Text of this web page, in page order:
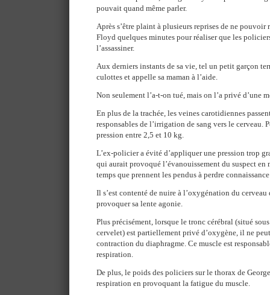
pouvait quand même parler.
Après s’être plaint à plusieurs reprises de ne pouvoir
Floyd quelques minutes pour réaliser que les
l’assassiner.
Aux derniers instants de sa vie, tel un petit garçon
culottes et appelle sa maman à l’aide.
Non seulement l’a-t-on tué, mais on l’a privé d’une
En plus de la trachée, les veines carotidiennes
responsables de l’irrigation de sang vers le cerveau.
pression entre 2,5 et 10 kg.
L’ex-policier a évité d’appliquer une pression trop
qui aurait provoqué l’évanouissement du suspect en
temps que prennent les pendus à perdre
Il s’est contenté de nuire à l’oxygénation du
provoquer sa lente agonie.
Plus précisément, lorsque le tronc cérébral (situé
cervelet) est partiellement privé d’oxygène, il ne
contraction du diaphragme. Ce muscle est
respiration.
De plus, le poids des policiers sur le thorax de
respiration en provoquant la fatigue du muscle.